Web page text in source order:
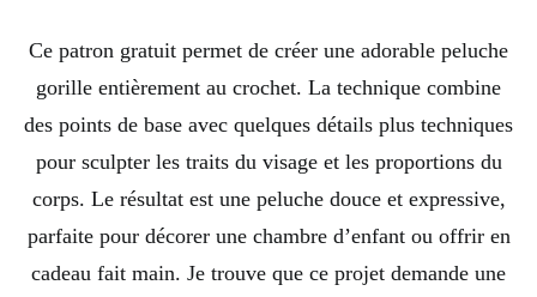
Ce patron gratuit permet de créer une adorable peluche
gorille entièrement au crochet. La technique combine
des points de base avec quelques détails plus techniques
pour sculpter les traits du visage et les proportions du
corps. Le résultat est une peluche douce et expressive,
parfaite pour décorer une chambre d’enfant ou offrir en
cadeau fait main. Je trouve que ce projet demande une